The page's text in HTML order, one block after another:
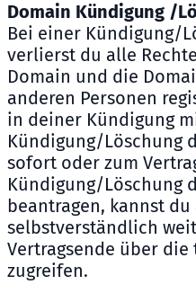
Domain Kündigung /
Bei einer Kündigung/
verlierst du alle
Domain und die
anderen Personen
in deiner Kündigung
Kündigung/Löschung
sofort oder zum
Kündigung/Löschung
beantragen, kannst
selbstverständlich
Vertragsende über die
zugreifen.